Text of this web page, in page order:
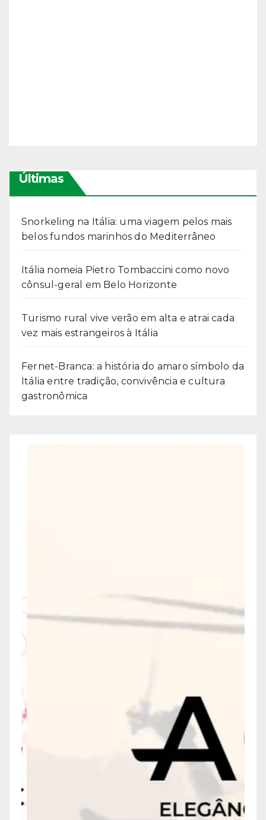
Últimas
Snorkeling na Itália: uma viagem pelos mais
belos fundos marinhos do Mediterrâneo
Itália nomeia Pietro Tombaccini como novo
cônsul-geral em Belo Horizonte
Turismo rural vive verão em alta e atrai cada
vez mais estrangeiros à Itália
Fernet-Branca: a história do amaro símbolo da
Itália entre tradição, convivência e cultura
gastronômica